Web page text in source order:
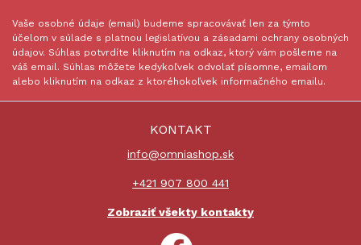
Vaše osobné údaje (email) budeme spracovávať len za týmto
účelom v súlade s platnou legislatívou a zásadami ochrany osobných
údajov. Súhlas potvrdíte kliknutím na odkaz, ktorý vám pošleme na
váš email. Súhlas môžete kedykoľvek odvolať písomne, emailom
alebo kliknutím na odkaz z ktoréhokoľvek informačného emailu.
KONTAKT
info@omniashop.sk
+421 907 800 441
Zobraziť všekty kontakty